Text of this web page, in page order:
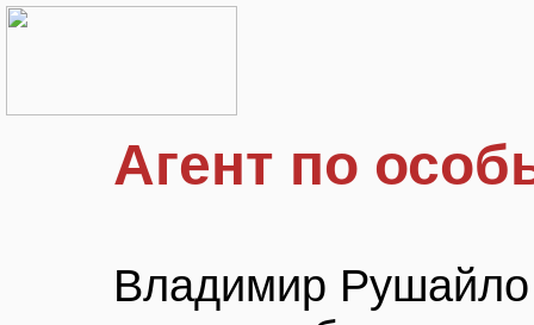
Агент по
Владимир